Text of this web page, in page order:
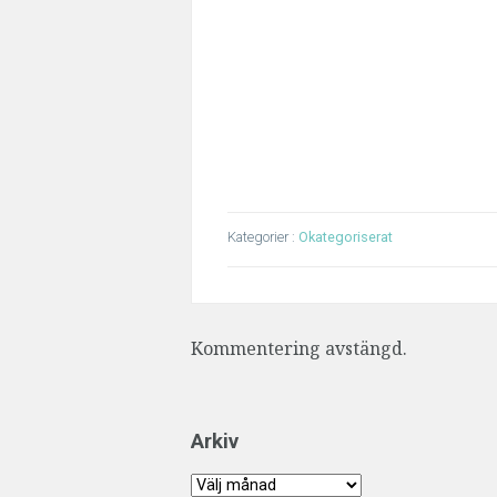
Kategorier : Okategoriserat
Kommentering avstängd.
Arkiv
Arkiv